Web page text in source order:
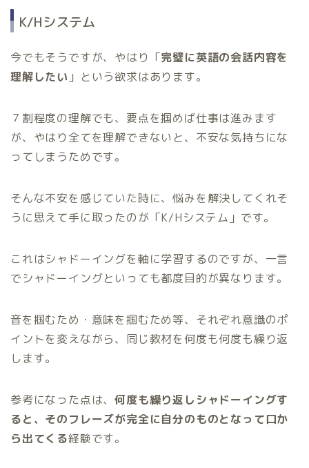
K/Hシステム
今でもそうですが、やはり「完璧に英語の会話内容を
理解したい 」という欲求はあります。
７割程度の理解でも、要点を掴めば仕事は進みます
が、やはり全てを理解できないと、不安な気持ちにな
ってしまうためです。
そんな不安を感じていた時に、悩みを解決してくれそ
うに思えて手に取ったのが「K/Hシステム」です。
これはシャドーイングを軸に学習するのですが、一言
でシャドーイングといっても都度目的が異なります。
音を掴むため・意味を掴むため等、それぞれ意識のポ
イントを変えながら、同じ教材を何度も何度も繰り返
します。
参考になった点は、何度も繰り返しシャドーイングす
ると、そのフレーズが完全に自分のものとなって口か
ら出てくる経験です。